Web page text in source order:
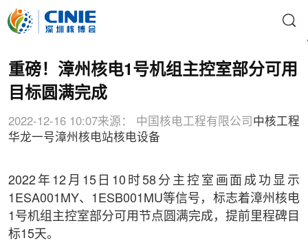
重磅！漳州核电1号机组主控室部分可用
目标圆满完成
2022-12-16 10:07来源： 中国核电工程有限公司 中核工程
华龙一号漳州核电站核电设备
2022年12月15日10时58分主控室画面成功显示
1ESA001MY、1ESB001MU等信号，标志着漳州核电
1号机组主控室部分可用节点圆满完成，提前里程碑目
标15天。